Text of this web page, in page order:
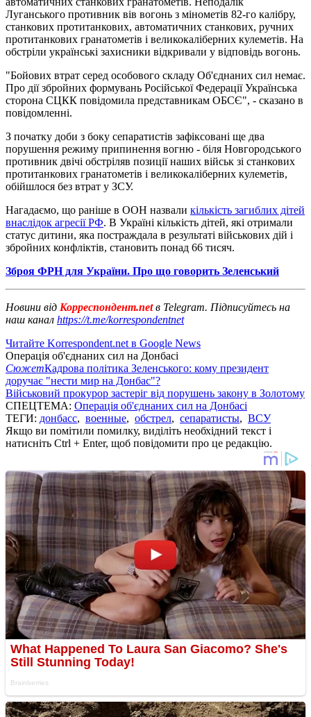
Луганського противник вів вогонь з мінометів 82-го калібру,
станкових протитанкових, автоматичних станкових, ручних
протитанкових гранатометів і великокаліберних кулеметів. На
обстріли українські захисники відкривали у відповідь вогонь.
"Бойових втрат серед особового складу Об'єднаних сил немає.
Про дії збройних формувань Російської Федерації Українська
сторона СЦКК повідомила представникам ОБСЄ", - сказано в
повідомленні.
З початку доби з боку сепаратистів зафіксовані ще два
порушення режиму припинення вогню - біля Новгородського
противник двічі обстріляв позиції наших військ зі станкових
протитанкових гранатометів і великокаліберних кулеметів,
обійшлося без втрат у ЗСУ.
Нагадаємо, що раніше в ООН назвали кількість загиблих дітей
внаслідок агресії РФ. В Україні кількість дітей, які отримали
статус дитини, яка постраждала в результаті військових дій і
збройних конфліктів, становить понад 66 тисяч.
Зброя ФРН для України. Про що говорить Зеленський
Новини від Корреспондент.netв Telegram. Підписуйтесь на
наш канал https://t.me/korrespondentnet
Читайте Korrespondent.net в Google News
Операція об'єднаних сил на Донбасі
СюжетКадрова політика Зеленського: кому президент
доручає "нести мир на Донбас"?
Військовий прокурор застеріг від порушень закону в Золотому
СПЕЦТЕМА: Операція об'єднаних сил на Донбасі
ТЕГИ: донбасс, военные, обстрел, сепаратисты, ВСУ
Якщо ви помітили помилку, виділіть необхідний текст і
натисніть Ctrl + Enter, щоб повідомити про це редакцію.